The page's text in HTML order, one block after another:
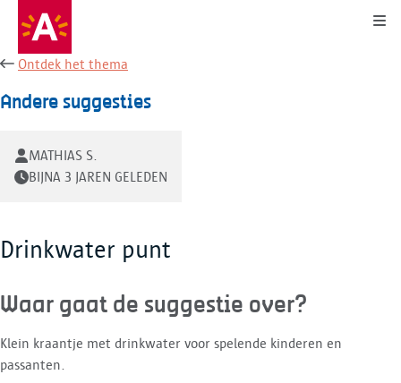
Ontdek het thema
Andere suggesties
MATHIAS S.
BIJNA 3 JAREN GELEDEN
Drinkwater punt
Waar gaat de suggestie over?
Klein kraantje met drinkwater voor spelende kinderen en
passanten.